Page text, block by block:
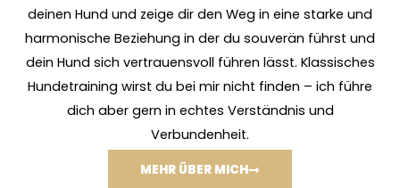
deinen Hund und zeige dir den Weg in eine starke und
harmonische Beziehung in der du souverän führst und
dein Hund sich vertrauensvoll führen lässt. Klassisches
Hundetraining wirst du bei mir nicht finden – ich führe
dich aber gern in echtes Verständnis und
Verbundenheit.
MEHR ÜBER MICH